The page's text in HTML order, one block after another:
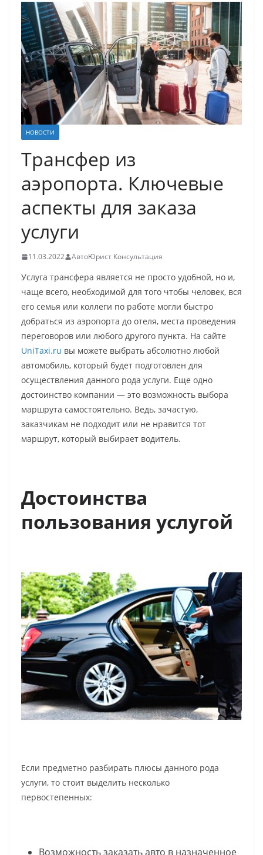
НОВОСТИ
Трансфер из
аэропорта. Ключевые
аспекты для заказа
услуги
11.03.2022 АвтоЮрист Консультация
Услуга трансфера является не просто удобной, но и,
чаще всего, необходимой для того чтобы человек, вся
его семья или коллеги по работе могли быстро
добраться из аэропорта до отеля, места проведения
переговоров или любого другого пункта. На сайте
UniTaxi.ru вы можете выбрать абсолютно любой
автомобиль, который будет подготовлен для
осуществления данного рода услуги. Еще одно
достоинство компании — это возможность выбора
маршрута самостоятельно. Ведь, зачастую,
заказчикам не подходит или не нравится тот
маршрут, который выбирает водитель.
Достоинства
пользования услугой
Если предметно разбирать плюсы данного рода
услуги, то стоит выделить несколько
первостепенных:
Возможность заказать авто в назначенное